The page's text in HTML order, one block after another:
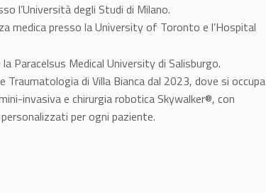
l’Università degli Studi di Milano.
medica presso la University of Toronto e l’Hospital
Paracelsus Medical University di Salisburgo.
Traumatologia di Villa Bianca dal 2023, dove si occupa
invasiva e chirurgia robotica Skywalker®, con
per ogni paziente.